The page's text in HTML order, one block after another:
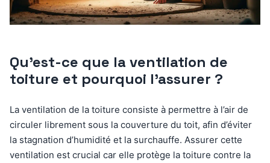
Qu’est-ce que la ventilation de
toiture et pourquoi l’assurer ?
La ventilation de la toiture consiste à permettre à l’air de
circuler librement sous la couverture du toit, afin d’éviter
la stagnation d’humidité et la surchauffe. Assurer cette
ventilation est crucial car elle protège la toiture contre la